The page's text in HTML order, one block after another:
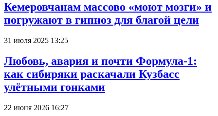
Кемеровчанам массово «моют мозги» и
погружают в гипноз для благой цели
31 июля 2025 13:25
Любовь, авария и почти Формула-1:
как сибиряки раскачали Кузбасс
улётными гонками
22 июня 2026 16:27